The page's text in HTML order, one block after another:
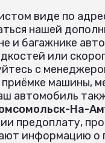
виде по
нашей
и багажнике
или
с
машины,
автомобиль
На-
предоплату,
информацию о